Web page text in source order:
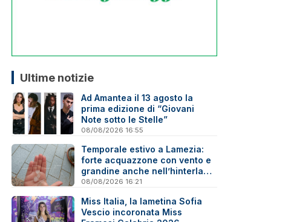
Ultime notizie
Ad Amantea il 13 agosto la
prima edizione di “Giovani
Note sotto le Stelle”
08/08/2026 16:55
Temporale estivo a Lamezia:
forte acquazzone con vento e
grandine anche nell’hinterland
- Video
08/08/2026 16:21
Miss Italia, la lametina Sofia
Vescio incoronata Miss